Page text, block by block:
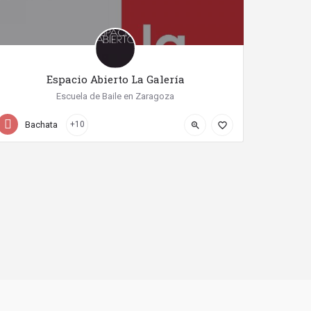
Espacio Abierto La Galería
Escuela de Baile en Zaragoza
Bachata +10 zoom_in favorite_border